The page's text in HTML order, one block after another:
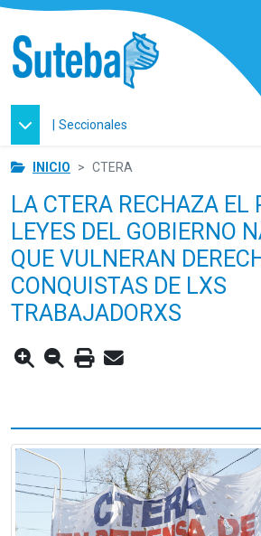
| Seccionales
INICIO CTERA
LA CTERA RECHAZA EL
LEYES DEL GOBIERNO
QUE VULNERAN
CONQUISTAS DE LXS
TRABAJADORXS